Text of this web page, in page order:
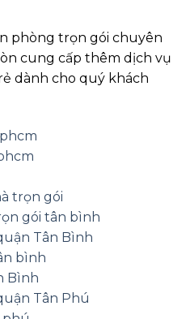
phòng trọn gói chuyên
cung cấp thêm dịch vụ
dành cho quý khách
trọn gói
gói tân bình
Tân Bình
bình
Bình
Tân Phú